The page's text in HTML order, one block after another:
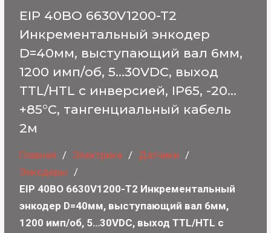
EIP 40BO 6630V1200-T2
Инкрементальный энкодер
D=40мм, выступающий вал 6мм,
1200 имп/об, 5…30VDC, выход
TTL/HTL с инверсией, IP65, -20…
+85°C, тангенциальный кабель
2м
Главная Электрика
Датчики
Энкодеры
EIP 40BO 6630V1200-T2 Инкрементальный
энкодер D=40мм, выступающий вал 6мм,
1200 имп/об, 5…30VDC, выход TTL/HTL с